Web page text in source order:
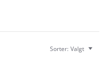
Sorter: Valgt